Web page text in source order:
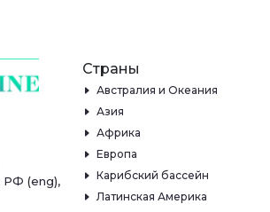
РФ (eng),
Страны
Австралия и Океания
Азия
Африка
Европа
Карибский бассейн
Латинская Америка